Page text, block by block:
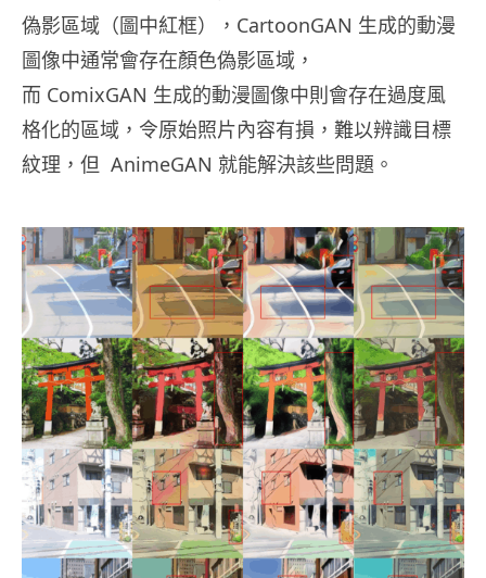
偽影區域（圖中紅框），CartoonGAN 生成的動漫
圖像中通常會存在顏色偽影區域，
而 ComixGAN 生成的動漫圖像中則會存在過度風
格化的區域，令原始照片內容有損，難以辨識目標
紋理，但 AnimeGAN 就能解決該些問題。